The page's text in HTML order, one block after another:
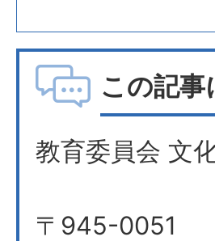
この記
教育委員会 文
〒945-0051